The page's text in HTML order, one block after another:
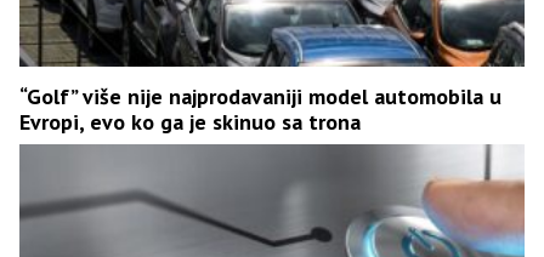
“Golf” više nije najprodavaniji model automobila u
Evropi, evo ko ga je skinuo sa trona